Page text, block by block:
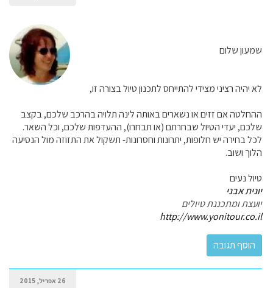
שמעון שלום
לא יהיה רציני מצידי להתייחס לתכנון טיול בצורה זו,
ההחלטה אם זזים או נשארים באותה לינה תלויה בהרכב שלכם, בקצב
שלכם, יעדי הטיול שבחרתם (או תבחרו), ההעדפות שלכם, וכל השאר.
לכל בחירה יש חלופות, יתרונות וחסרונות- תשקול את התזוזה מול הנסיעה
הלוך ושוב.
טיול נעים
יונית אבני
יועצת ומתכננת טיולים
http://www.yonitour.co.il
26 אפריל, 2015